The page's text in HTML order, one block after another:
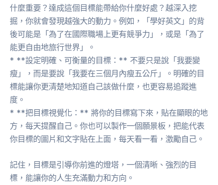
什麼重要？達成這個目標能帶給你什麼好處？越深入挖
掘，你就會發現越強大的動力。例如，「學好英文」的背
後可能是「為了在國際職場上更有競爭力」，或是「為了
能更自由地旅行世界」。
* **設定明確、可衡量的目標：** 不要只是說「我要變
瘦」，而是要說「我要在三個月內瘦五公斤」。明確的目
標能讓你更清楚地知道自己該做什麼，也更容易追蹤進
度。
* **把目標視覺化：** 將你的目標寫下來，貼在顯眼的地
方，每天提醒自己。你也可以製作一個願景板，把能代表
你目標的圖片和文字貼在上面，每天看一看，激勵自己。
記住，目標是引導你前進的燈塔，一個清晰、強烈的目
標，能讓你的人生充滿動力和方向。